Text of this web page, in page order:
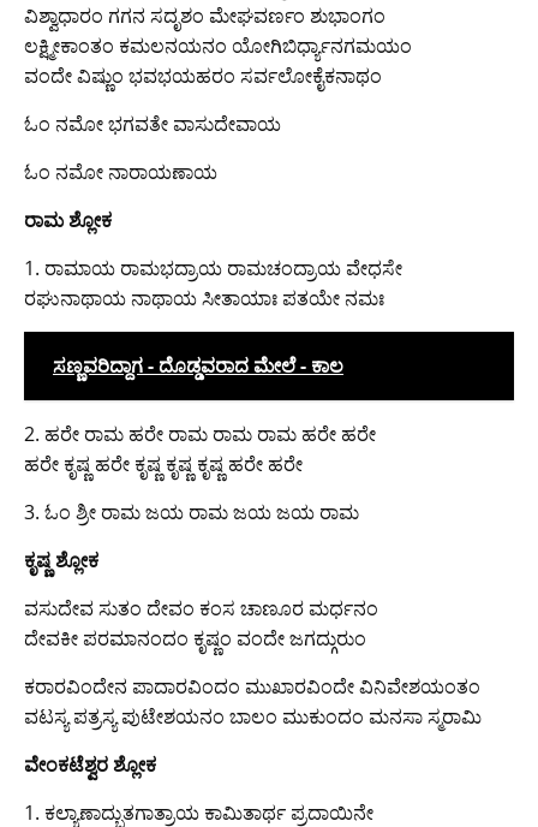
ವಿಶ್ವಾಧಾರಂ ಗಗನ ಸದೃಶಂ ಮೇಘವರ್ಣಂ ಶುಭಾಂಗಂ
ಲಕ್ಷ್ಮೀಕಾಂತಂ ಕಮಲನಯನಂ ಯೋಗಿಬಿರ್ಧ್ಯಾನಗಮಯಂ
ವಂದೇ ವಿಷ್ಣುಂ ಭವಭಯಹರಂ ಸರ್ವಲೋಕೈಕನಾಥಂ
ಓಂ ನಮೋ ಭಗವತೇ ವಾಸುದೇವಾಯ
ಓಂ ನಮೋ ನಾರಾಯಣಾಯ
ರಾಮ ಶ್ಲೋಕ
1. ರಾಮಾಯ ರಾಮಭದ್ರಾಯ ರಾಮಚಂದ್ರಾಯ ವೇಧಸೇ
ರಘುನಾಥಾಯ ನಾಥಾಯ ಸೀತಾಯಾಃ ಪತಯೇ ನಮಃ
ಸಣ್ಣವರಿದ್ದಾಗ - ದೊಡ್ಡವರಾದ ಮೇಲೆ - ಕಾಲ
2. ಹರೇ ರಾಮ ಹರೇ ರಾಮ ರಾಮ ರಾಮ ಹರೇ ಹರೇ
ಹರೇ ಕೃಷ್ಣ ಹರೇ ಕೃಷ್ಣ ಕೃಷ್ಣ ಕೃಷ್ಣ ಹರೇ ಹರೇ
3. ಓಂ ಶ್ರೀ ರಾಮ ಜಯ ರಾಮ ಜಯ ಜಯ ರಾಮ
ಕೃಷ್ಣ ಶ್ಲೋಕ
ವಸುದೇವ ಸುತಂ ದೇವಂ ಕಂಸ ಚಾಣೂರ ಮರ್ಧನಂ
ದೇವಕೀ ಪರಮಾನಂದಂ ಕೃಷ್ಣಂ ವಂದೇ ಜಗದ್ಗುರುಂ
ಕರಾರವಿಂದೇನ ಪಾದಾರವಿಂದಂ ಮುಖಾರವಿಂದೇ ವಿನಿವೇಶಯಂತಂ
ವಟಸ್ಯ ಪತ್ರಸ್ಯ ಪುಟೇಶಯನಂ ಬಾಲಂ ಮುಕುಂದಂ ಮನಸಾ ಸ್ಮರಾಮಿ
ವೇಂಕಟೆಶ್ವರ ಶ್ಲೋಕ
1. ಕಲ್ಯಾಣಾದ್ಬುತಗಾತ್ರಾಯ ಕಾಮಿತಾರ್ಥ ಪ್ರದಾಯಿನೇ